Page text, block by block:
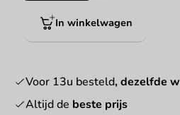
In winkelwagen
Voor 13u besteld, dezelfde
Altijd de beste prijs